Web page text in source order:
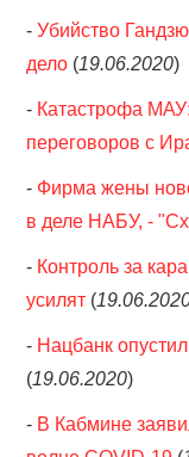
-Убийство
дело (19.06.2020)
- Катастрофа
переговоров с
- Фирма жены
в деле НАБУ, -
- Контроль за
усилят (
- Нацбанк
(19.06.2020)
- В Кабмине